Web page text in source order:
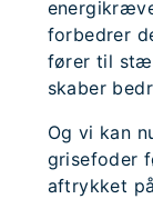
forbedrer
fører til
skaber
Og vi kan
grisefoder
aftrykket